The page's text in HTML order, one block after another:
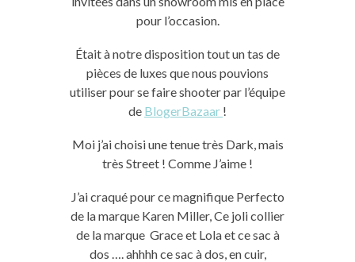
pour l’occasion.
Était à notre disposition tout un tas de
pièces de luxes que nous pouvions
utiliser pour se faire shooter par l’équipe
de BlogerBazaar !
Moi j’ai choisi une tenue très Dark, mais
très Street ! Comme J’aime !
J’ai craqué pour ce magnifique Perfecto
de la marque Karen Miller, Ce joli collier
de la marque Grace et Lola et ce sac à
dos …. ahhhh ce sac à dos, en cuir,